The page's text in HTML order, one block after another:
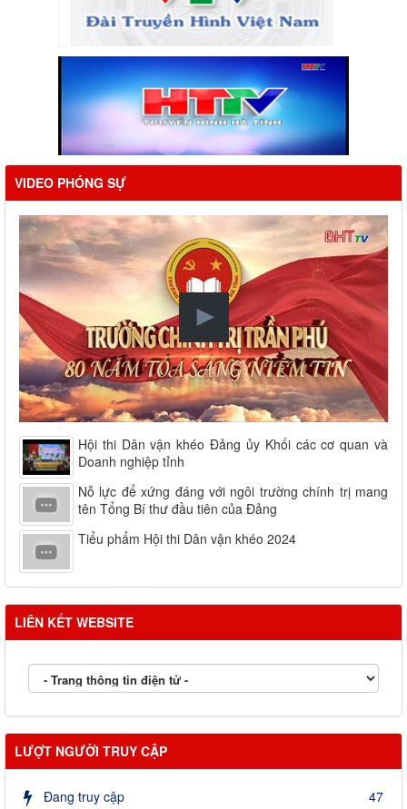
VIDEO PHÓNG SỰ
Hội thi Dân vận khéo Đảng ủy Khối các cơ quan và
Doanh nghiệp tỉnh
Nỗ lực để xứng đáng với ngôi trường chính trị mang
tên Tổng Bí thư đầu tiên của Đảng
Tiểu phẩm Hội thi Dân vận khéo 2024
LIÊN KẾT WEBSITE
LƯỢT NGƯỜI TRUY CẬP
Đang truy cập 47